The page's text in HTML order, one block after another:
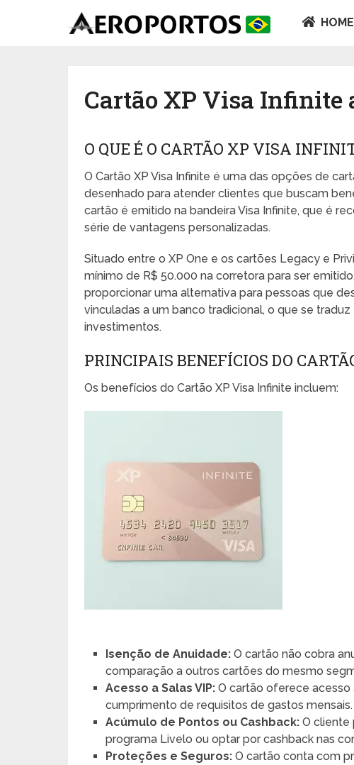
HOME
Cartão XP Visa Infinite
O QUE É O CARTÃO XP VISA
O Cartão XP Visa Infinite é uma das opções de
desenhado para atender clientes que buscam
cartão é emitido na bandeira Visa Infinite, que é
série de vantagens personalizadas.
Situado entre o XP One e os cartões Legacy e
mínimo de R$ 50.000 na corretora para ser
proporcionar uma alternativa para pessoas que
vinculadas a um banco tradicional, o que se
investimentos.
PRINCIPAIS BENEFÍCIOS DO
Os benefícios do Cartão XP Visa Infinite incluem:
Isenção de Anuidade: O cartão não cobra
comparação a outros cartões do mesmo
Acesso a Salas VIP: O cartão oferece acesso
cumprimento de requisitos de gastos mensais.
Acúmulo de Pontos ou Cashback: O cliente
programa Livelo ou optar por cashback nas
Proteções e Seguros: O cartão conta com